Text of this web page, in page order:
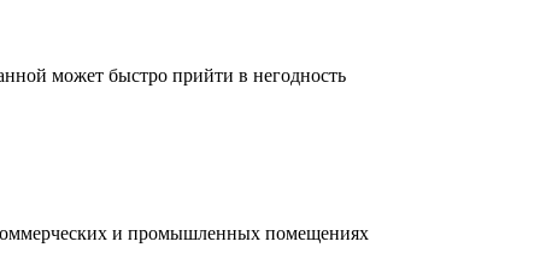
может быстро прийти в негодность
и промышленных помещениях